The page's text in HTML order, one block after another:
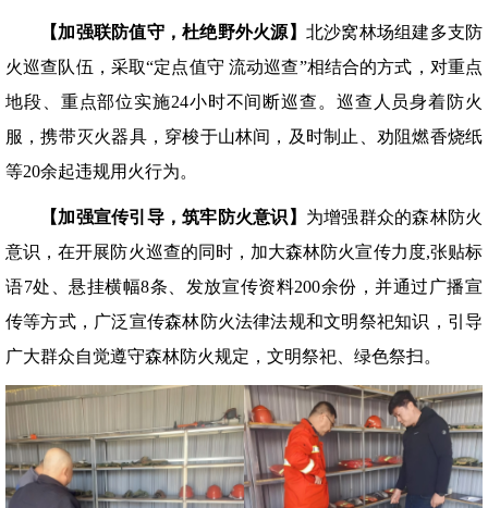
【加强联防值守，杜绝野外火源 】 北沙窝林场组建多支防
火巡查队伍，采取“定点值守 流动巡查”相结合的方式，对重点
地段、重点部位实施24小时不间断巡查。巡查人员身着防火
服，携带灭火器具，穿梭于山林间，及时制止、劝阻燃香烧纸
等20余起违规用火行为。
【加强宣传引导， 筑牢 防火意识 】 为增强群众的森林防火
意识，在开展防火巡查的同时，加大森林防火宣传力度,张贴标
语7处、悬挂横幅8条、发放宣传资料200余份，并通过广播宣
传等方式，广泛宣传森林防火法律法规和文明祭祀知识，引导
广大群众自觉遵守森林防火规定，文明祭祀、绿色祭扫。